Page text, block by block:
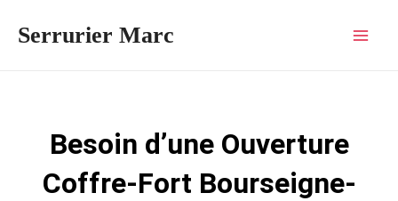
Serrurier Marc
Besoin d’une Ouverture
Coffre-Fort Bourseigne-